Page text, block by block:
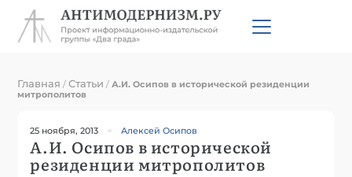
Главная /Статьи /А.И. Осипов в исторической резиденции
митрополитов
25 ноября, 2013 Алексей Осипов
А.И. Осипов в исторической
резиденции митрополитов